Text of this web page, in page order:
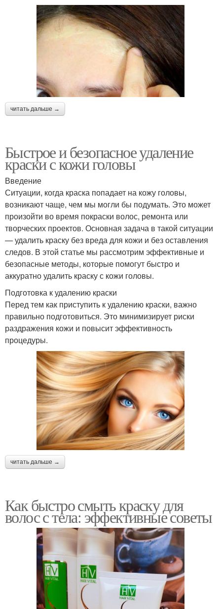
читать дальше →
Быстрое и безопасное удаление
краски с кожи головы
Введение
Ситуации, когда краска попадает на кожу головы,
возникают чаще, чем мы могли бы подумать. Это может
произойти во время покраски волос, ремонта или
творческих проектов. Основная задача в такой ситуации
— удалить краску без вреда для кожи и без оставления
следов. В этой статье мы рассмотрим эффективные и
безопасные методы, которые помогут быстро и
аккуратно удалить краску с кожи головы.
Подготовка к удалению краски
Перед тем как приступить к удалению краски, важно
правильно подготовиться. Это минимизирует риски
раздражения кожи и повысит эффективность
процедуры.
читать дальше →
Как быстро смыть краску для
волос с тела: эффективные советы